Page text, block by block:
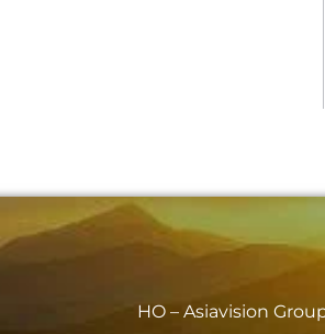
HO – Asiavision